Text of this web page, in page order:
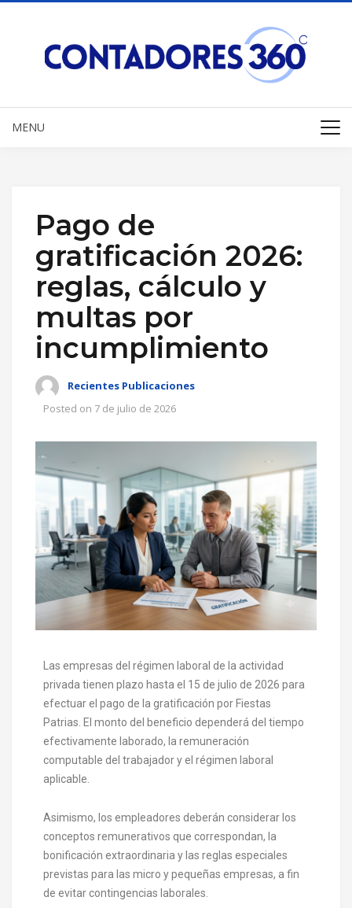
MENU
Pago de
gratificación 2026:
reglas, cálculo y
multas por
incumplimiento
Recientes Publicaciones
Posted on 7 de julio de 2026
Las empresas del régimen laboral de la actividad
privada tienen plazo hasta el 15 de julio de 2026 para
efectuar el pago de la gratificación por Fiestas
Patrias. El monto del beneficio dependerá del tiempo
efectivamente laborado, la remuneración
computable del trabajador y el régimen laboral
aplicable.
Asimismo, los empleadores deberán considerar los
conceptos remunerativos que correspondan, la
bonificación extraordinaria y las reglas especiales
previstas para las micro y pequeñas empresas, a fin
de evitar contingencias laborales.